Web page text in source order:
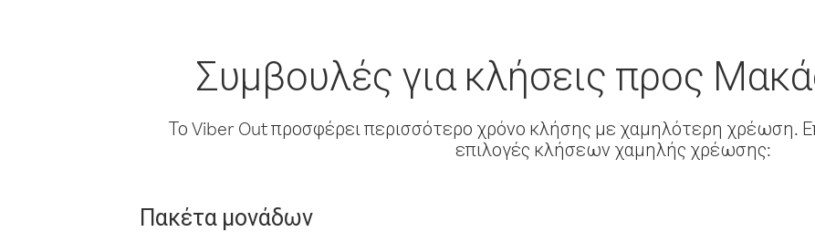
Συμβουλές για κλήσεις προς
Το Viber Out προσφέρει περισσότερο χρόνο κλήσης με χαμηλότερη χρέωση.
επιλογές κλήσεων χαμηλής χρέωσης:
Πακέτα μονάδων